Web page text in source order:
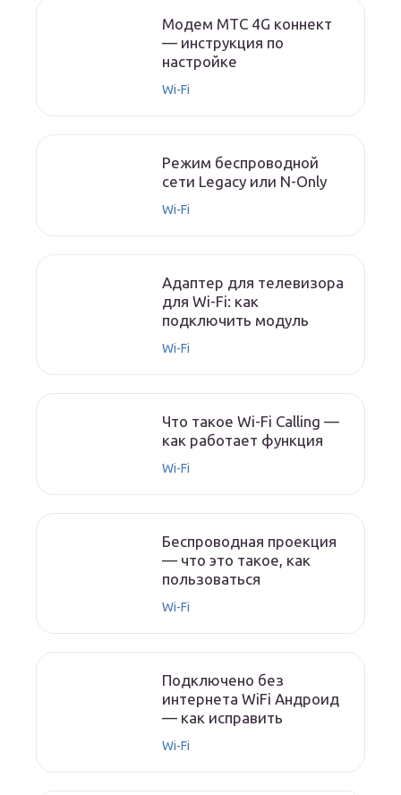
Модем МТС 4G коннект
— инструкция по
настройке
Wi-Fi
Режим беспроводной
сети Legacy или N-Only
Wi-Fi
Адаптер для телевизора
для Wi-Fi: как
подключить модуль
Wi-Fi
Что такое Wi-Fi Calling —
как работает функция
Wi-Fi
Беспроводная проекция
— что это такое, как
пользоваться
Wi-Fi
Подключено без
интернета WiFi Андроид
— как исправить
Wi-Fi